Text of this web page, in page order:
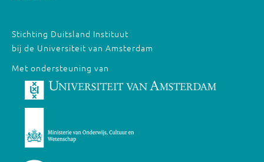
Stichting Duitsland Instituut
bij de Universiteit van Amsterdam
Met ondersteuning van